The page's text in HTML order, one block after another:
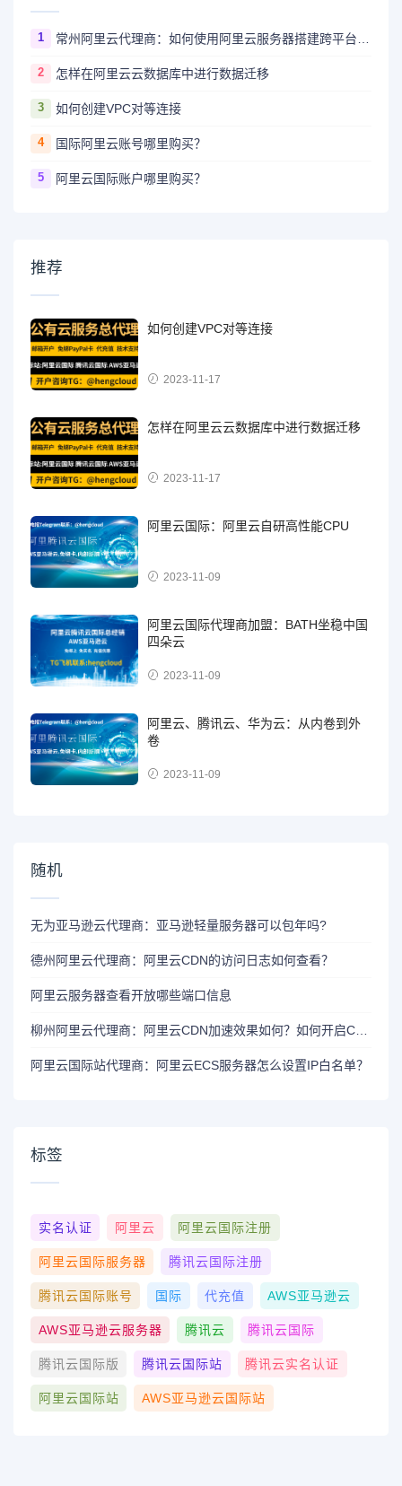
1
2 怎样在阿里云云数据库中进行数据迁移
3 如何创建VPC对等连接
4 国际阿里云账号哪里购买？
5 阿里云国际账户哪里购买？
推荐
如何创建VPC对等连接
2023-11-17
怎样在阿里云云数据库中进行数据迁移
2023-11-17
阿里云国际：阿里云自研高性能CPU
2023-11-09
阿里云国际代理商加盟：BATH坐稳中国
四朵云
2023-11-09
阿里云、腾讯云、华为云：从内卷到外
卷
2023-11-09
随机
无为亚马逊云代理商：亚马逊轻量服务器可以包年吗?
德州阿里云代理商：阿里云CDN的访问日志如何查看？
阿里云服务器查看开放哪些端口信息
柳州阿里云代理商：阿里云CDN加速效果如何？如何开启CDN加速？
阿里云国际站代理商：阿里云ECS服务器怎么设置IP白名单？
标签
实名认证 阿里云 阿里云国际注册
阿里云国际服务器 腾讯云国际注册
腾讯云国际账号 国际 代充值 AWS亚马逊云
AWS亚马逊云服务器 腾讯云 腾讯云国际
腾讯云国际版 腾讯云国际站 腾讯云实名认证
阿里云国际站 AWS亚马逊云国际站